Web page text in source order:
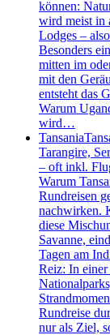
können:
wird meist in
Lodges –
Besonders
mitten im
mit den
entsteht das
Warum
wird…
Tansania
Tarangire,
– oft inkl.
Warum
Rundreisen
nachwirken.
diese
Savanne,
Tagen am
Reiz: In einer
Rundreise
nur als Ziel,